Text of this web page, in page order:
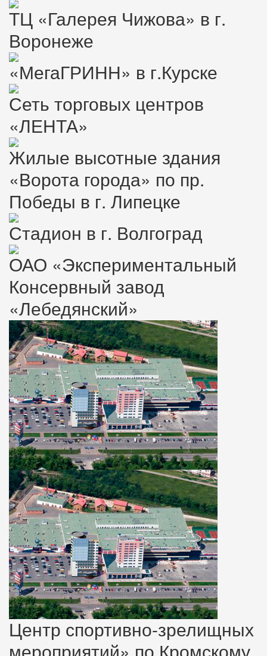
ТЦ «Галерея Чижова» в г.
Воронеже
«МегаГРИНН» в г.Курске
Сеть торговых центров
«ЛЕНТА»
Жилые высотные здания
«Ворота города» по пр.
Победы в г. Липецке
Стадион в г. Волгоград
ОАО «Экспериментальный
Консервный завод
«Лебедянский»
Центр спортивно-зрелищных